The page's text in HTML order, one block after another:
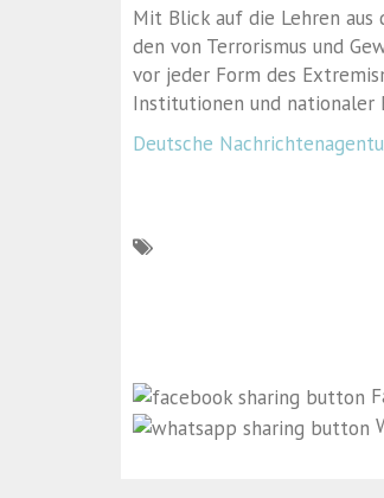
Mit Blick auf die Lehren aus
den von Terrorismus und
vor jeder Form des
Institutionen und nationaler
Deutsche